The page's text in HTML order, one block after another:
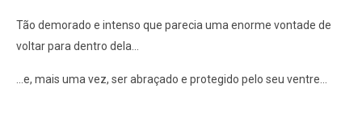
Tão demorado e intenso que parecia uma enorme vontade de
voltar para dentro dela...
...e, mais uma vez, ser abraçado e protegido pelo seu ventre...